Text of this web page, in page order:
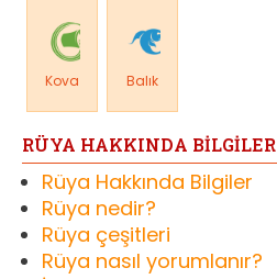
Kova Balık
RÜYA HAKKINDA BİLGİLER
Rüya Hakkında Bilgiler
Rüya nedir?
Rüya çeşitleri
Rüya nasıl yorumlanır?